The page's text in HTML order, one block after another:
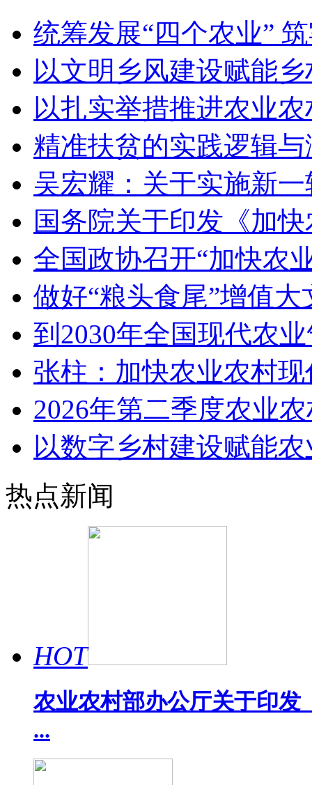
统筹发展“四个农业”
以文明乡风建设赋能
以扎实举措推进农业
精准扶贫的实践逻辑
吴宏耀：关于实施新
国务院关于印发《加
全国政协召开“加快农
做好“粮头食尾”增值大
到2030年全国现代农
张柱：加快农业农村
2026年第二季度农业
以数字乡村建设赋能
热点新闻
HOT
农业农村部办公厅关于印发
...